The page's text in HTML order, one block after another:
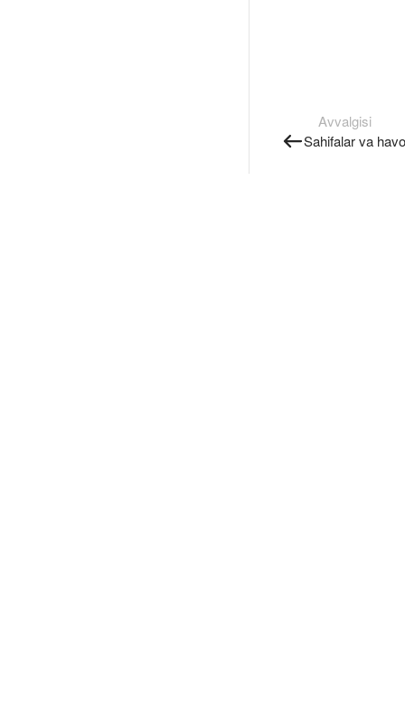
Avvalgisi
Sahifalar va